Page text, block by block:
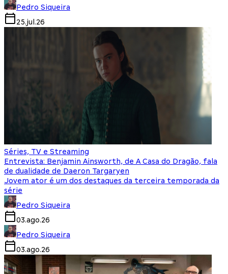
Pedro Siqueira
25.jul.26
Séries, TV e Streaming
Entrevista: Benjamin Ainsworth, de A Casa do Dragão, fala
de dualidade de Daeron Targaryen
Jovem ator é um dos destaques da terceira temporada da
série
Pedro Siqueira
03.ago.26
Pedro Siqueira
03.ago.26